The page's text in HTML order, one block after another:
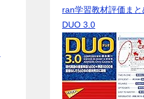
ran学習教材評価まと
DUO 3.0